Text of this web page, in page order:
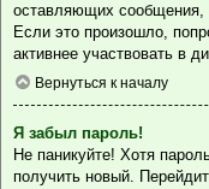
оставляющих сообщения,
Если это произошло,
активнее участвовать в
Вернуться к началу
Я забыл пароль!
Не паникуйте! Хотя
получить новый.